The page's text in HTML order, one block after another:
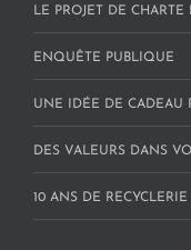
LE PROJET DE CHARTE
ENQUÊTE PUBLIQUE
UNE IDÉE DE CADEAU
DES VALEURS DANS
10 ANS DE